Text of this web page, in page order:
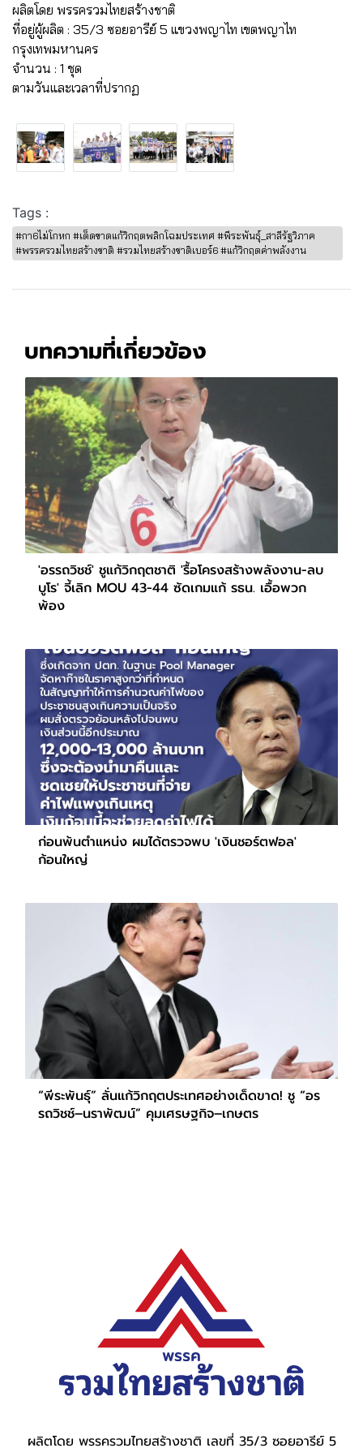
ผลิตโดย พรรครวมไทยสร้างชาติ
ที่อยู่ผู้ผลิต : 35/3 ซอยอารีย์ 5 แขวงพญาไท เขตพญาไท
กรุงเทพมหานคร
จำนวน : 1 ชุด
ตามวันและเวลาที่ปรากฏ
Tags :
#กา6ไม่โกหก #เด็ดขาดแก้วิกฤตพลิกโฉมประเทศ #พีระพันธุ์_สาลีรัฐวิภาค
#พรรครวมไทยสร้างชาติ #รวมไทยสร้างชาติเบอร์6 #แก้วิกฤตค่าพลังงาน
บทความที่เกี่ยวข้อง
'อรรถวิชช์' ชูแก้วิกฤตชาติ 'รื้อโครงสร้างพลังงาน-ลบ
บูโร' จี้เลิก MOU 43-44 ซัดเกมแก้ รธน. เอื้อพวก
พ้อง
ก่อนพ้นตำแหน่ง ผมได้ตรวจพบ 'เงินชอร์ตฟอล'
ก้อนใหญ่
“พีระพันธุ์” ลั่นแก้วิกฤตประเทศอย่างเด็ดขาด! ชู “อร
รถวิชช์–นราพัฒน์” คุมเศรษฐกิจ–เกษตร
ผลิตโดย พรรครวมไทยสร้างชาติ เลขที่ 35/3 ซอยอารีย์ 5